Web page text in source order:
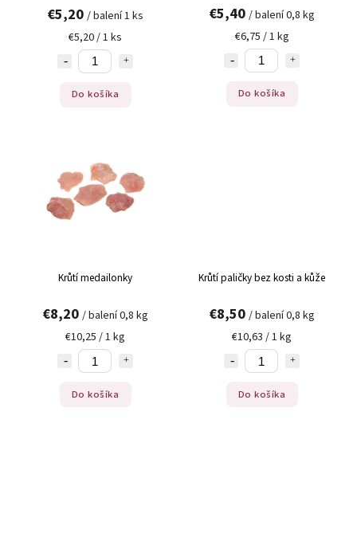
€5,20 / balení 1 ks
€5,20 / 1 ks
Do košíka
€5,40 / balení 0,8 kg
€6,75 / 1 kg
Do košíka
Krůtí medailonky
€8,20 / balení 0,8 kg
€10,25 / 1 kg
Do košíka
Krůtí paličky bez kosti a kůže
€8,50 / balení 0,8 kg
€10,63 / 1 kg
Do košíka